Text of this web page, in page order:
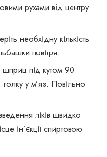
рухами від центру
необхідну кількість
повітря.
шприц під кутом 90
голку у м’яз. Повільно
ліків швидко
ін’єкції спиртовою